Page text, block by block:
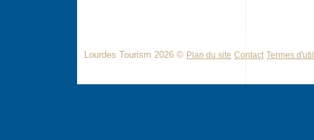
Lourdes Tourism 2026 © Plan du site Contact Termes